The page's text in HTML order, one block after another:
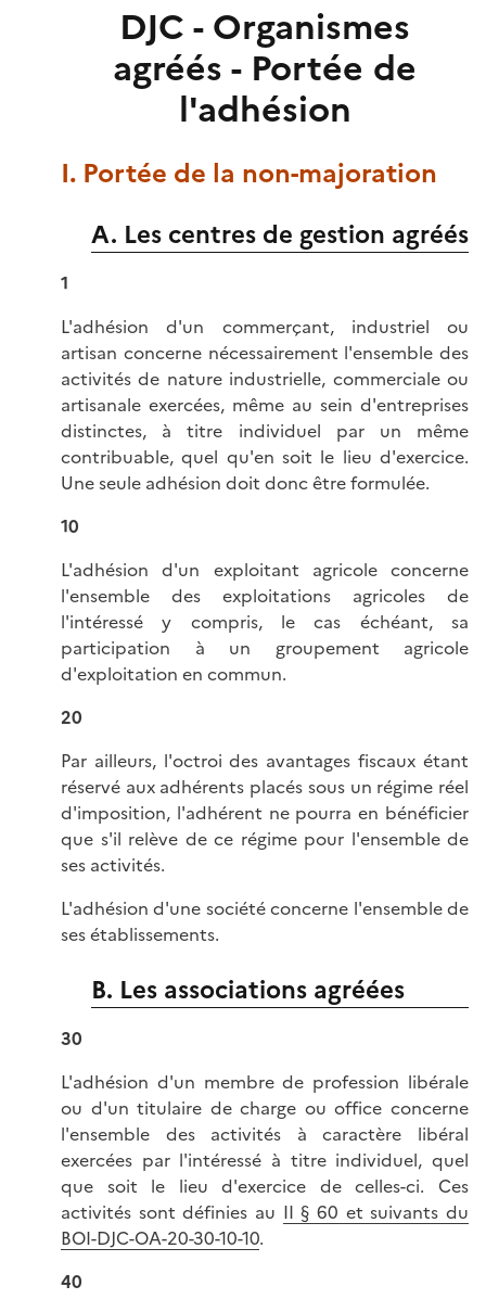
DJC - Organismes
agréés - Portée de
l'adhésion
I. Portée de la non-majoration
A. Les centres de gestion agréés
1
L'adhésion d'un commerçant, industriel ou
artisan concerne nécessairement l'ensemble des
activités de nature industrielle, commerciale ou
artisanale exercées, même au sein d'entreprises
distinctes, à titre individuel par un même
contribuable, quel qu'en soit le lieu d'exercice.
Une seule adhésion doit donc être formulée.
10
L'adhésion d'un exploitant agricole concerne
l'ensemble des exploitations agricoles de
l'intéressé y compris, le cas échéant, sa
participation à un groupement agricole
d'exploitation en commun.
20
Par ailleurs, l'octroi des avantages fiscaux étant
réservé aux adhérents placés sous un régime réel
d'imposition, l'adhérent ne pourra en bénéficier
que s'il relève de ce régime pour l'ensemble de
ses activités.
L'adhésion d'une société concerne l'ensemble de
ses établissements.
B. Les associations agréées
30
L'adhésion d'un membre de profession libérale
ou d'un titulaire de charge ou office concerne
l'ensemble des activités à caractère libéral
exercées par l'intéressé à titre individuel, quel
que soit le lieu d'exercice de celles-ci. Ces
activités sont définies au II § 60 et suivants du
BOI-DJC-OA-20-30-10-10.
40